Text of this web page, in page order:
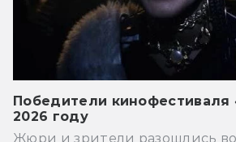
Победители кинофестиваля
2026 году
Жюри и зрители разошлись